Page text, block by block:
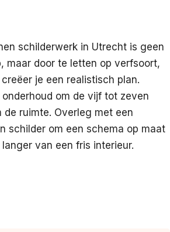
schilderwerk in Utrecht is geen
maar door te letten op verfsoort,
je een realistisch plan.
om de vijf tot zeven
de ruimte. Overleg met een
schilder om een schema op maat
van een fris interieur.